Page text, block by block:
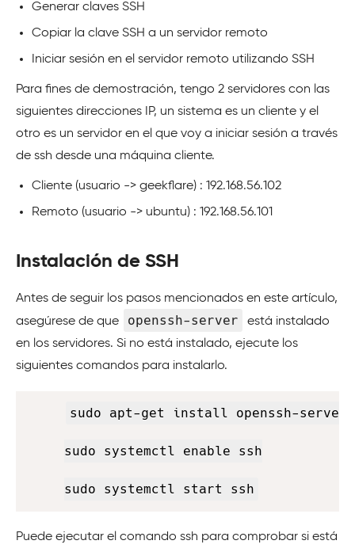
Generar claves SSH
Copiar la clave SSH a un servidor remoto
Iniciar sesión en el servidor remoto utilizando SSH
Para fines de demostración, tengo 2 servidores con las
siguientes direcciones IP, un sistema es un cliente y el
otro es un servidor en el que voy a iniciar sesión a través
de ssh desde una máquina cliente.
Cliente (usuario -> geekflare) : 192.168.56.102
Remoto (usuario -> ubuntu) : 192.168.56.101
Instalación de SSH
Antes de seguir los pasos mencionados en este artículo,
asegúrese de que
openssh-server
está instalado
en los servidores. Si no está instalado, ejecute los
siguientes comandos para instalarlo.
sudo apt-get install openssh-server
sudo systemctl enable ssh
sudo systemctl start ssh
Puede ejecutar el comando ssh para comprobar si está